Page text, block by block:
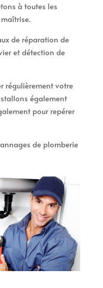
à toutes les
de réparation de
et détection de
régulièrement votre
également
pour repérer
de plomberie